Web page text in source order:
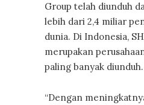
Group telah diunduh
lebih dari 2,4 miliar
dunia. Di Indonesia,
merupakan
paling banyak diunduh.
“Dengan